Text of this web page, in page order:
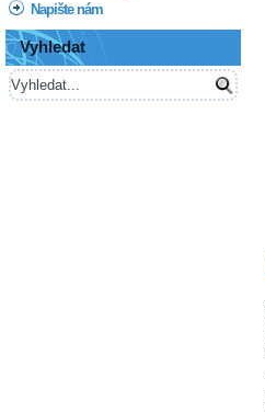
Napište nám
Vyhledat